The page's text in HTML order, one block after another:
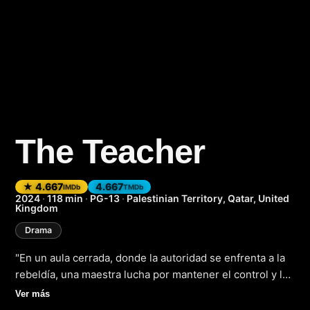
The Teacher(2023)
★ 4.667IMDb 4.667TMDb
2024 · 118 min · PG-13 · Palestinian Territory, Qatar, United
Kingdom
Drama
"En un aula cerrada, donde la autoridad se enfrenta a la
rebeldía, una maestra lucha por mantener el control y la
disciplina en un grupo de adolescentes inquietos. La
Ver más